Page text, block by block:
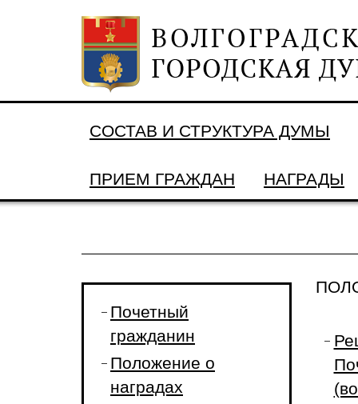
СОСТАВ И СТРУКТУРА ДУМЫ
ПРИЕМ ГРАЖДАН НАГРАДЫ
Почетный
гражданин
Положение о
наградах